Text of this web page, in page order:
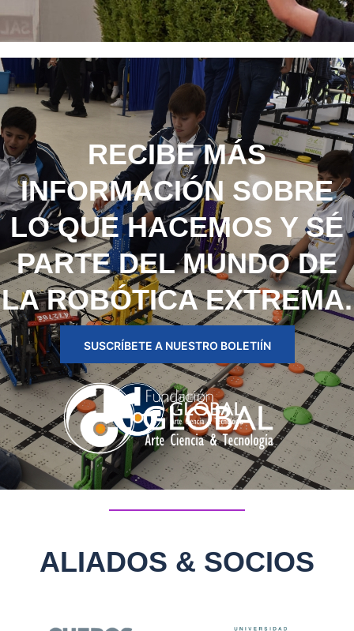
RECIBE MÁS
INFORMACIÓN SOBRE
LO QUE HACEMOS Y SÉ
PARTE DEL MUNDO DE
LA ROBÓTICA EXTREMA.
SUSCRÍBETE A NUESTRO BOLETIÍN
ALIADOS & SOCIOS